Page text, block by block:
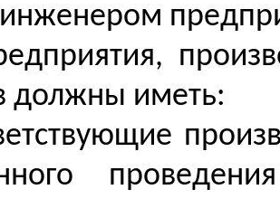
должны иметь: